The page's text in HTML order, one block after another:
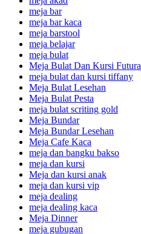
meja bar
meja bar kaca
meja barstool
meja belajar
meja bulat
Meja Bulat Dan Kursi Futura
meja bulat dan kursi tiffany
Meja Bulat Lesehan
Meja Bulat Pesta
meja bulat scriting gold
Meja Bundar
Meja Bundar Lesehan
Meja Cafe Kaca
meja dan bangku bakso
meja dan kursi
Meja dan kursi anak
meja dan kursi vip
meja dealing
meja dealing kaca
Meja Dinner
meja gubugan